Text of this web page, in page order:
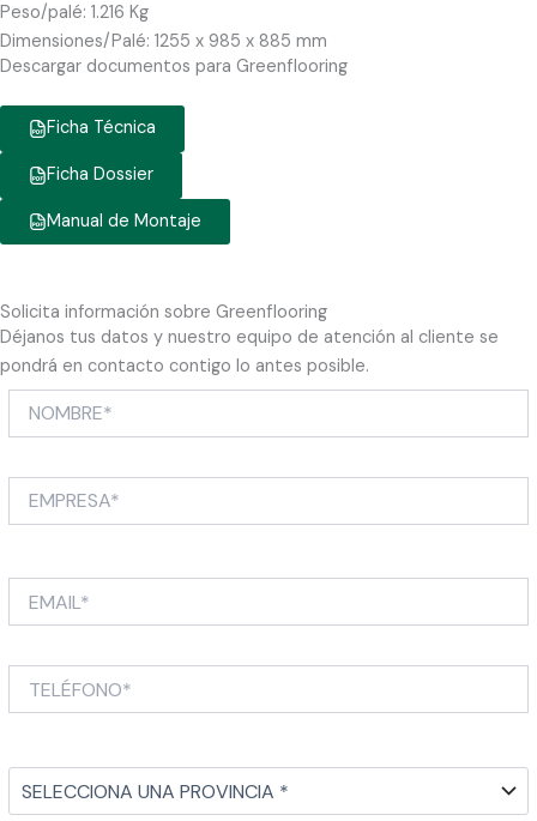
Peso/palé: 1.216 Kg
Dimensiones/Palé: 1255 x 985 x 885 mm
Descargar documentos para Greenflooring
Ficha Técnica
Ficha Dossier
Manual de Montaje
Solicita información sobre Greenflooring
Déjanos tus datos y nuestro equipo de atención al cliente se
pondrá en contacto contigo lo antes posible.